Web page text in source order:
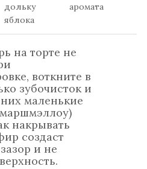
дольку
яблока
аромата
на торте не
воткните в
зубочисток и
маленькие
накрывать
создаст
и не